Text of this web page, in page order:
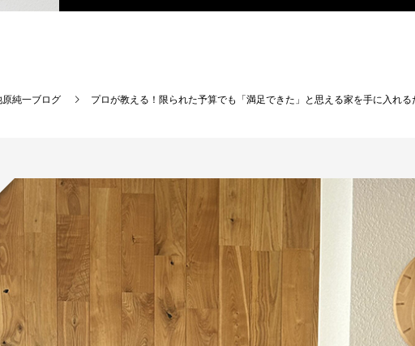
純一ブログ プロが教える！限られた予算でも「満足できた」と思える家を手に入れる